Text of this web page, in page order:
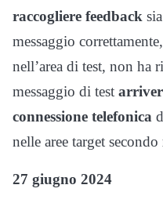
raccogliere feedback
messaggio
nell’area di test, non ha
messaggio di test
connessione telefonica
nelle aree target secondo
27 giugno 2024